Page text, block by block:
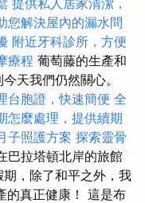
提供私人居家清潔，
您解決屋內的漏水問
附近牙科診所，方便
療程 葡萄藤的生產和
天我們仍然關心。
台胞證，快速簡便 全
怎麼處理，提供續期
子照護方案 探索靈骨
巴拉塔頓北岸的旅館
，除了和平之外，我
的真正健康！ 這是布